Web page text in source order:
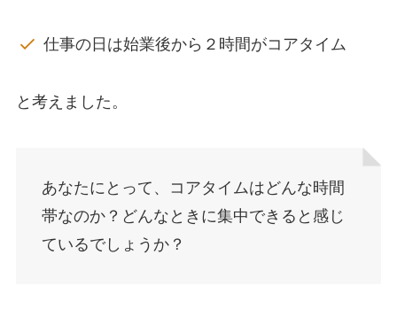
仕事の日は始業後から２時間がコアタイム
と考えました。
あなたにとって、コアタイムはどんな時間
帯なのか？どんなときに集中できると感じ
ているでしょうか？